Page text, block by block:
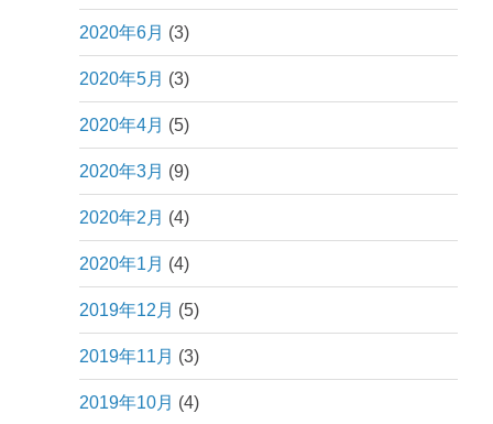
2020年6月 (3)
2020年5月 (3)
2020年4月 (5)
2020年3月 (9)
2020年2月 (4)
2020年1月 (4)
2019年12月 (5)
2019年11月 (3)
2019年10月 (4)